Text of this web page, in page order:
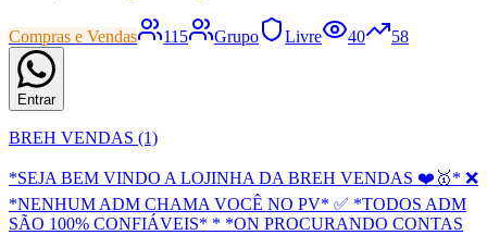
Compras e Vendas 115 Grupo Livre 40 58
Entrar
BREH VENDAS (1)
*SEJA BEM VINDO A LOJINHA DA BREH VENDAS ❤️🥇* ❌
*NENHUM ADM CHAMA VOCÊ NO PV* ✅ *TODOS ADM
SÃO 100% CONFIÁVEIS* * *ON PROCURANDO CONTAS